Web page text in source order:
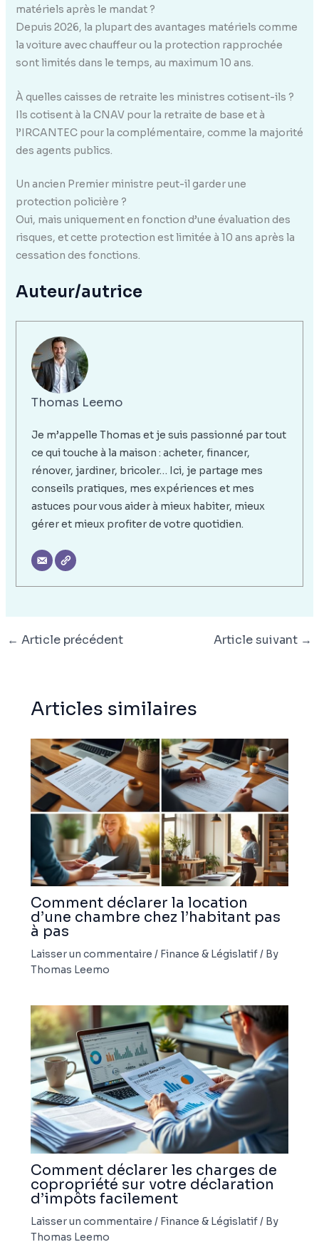
matériels après le mandat ?
Depuis 2026, la plupart des avantages matériels comme
la voiture avec chauffeur ou la protection rapprochée
sont limités dans le temps, au maximum 10 ans.
À quelles caisses de retraite les ministres cotisent-ils ?
Ils cotisent à la CNAV pour la retraite de base et à
l’IRCANTEC pour la complémentaire, comme la majorité
des agents publics.
Un ancien Premier ministre peut-il garder une
protection policière ?
Oui, mais uniquement en fonction d’une évaluation des
risques, et cette protection est limitée à 10 ans après la
cessation des fonctions.
Auteur/autrice
Thomas Leemo
Je m’appelle Thomas et je suis passionné par tout
ce qui touche à la maison : acheter, financer,
rénover, jardiner, bricoler… Ici, je partage mes
conseils pratiques, mes expériences et mes
astuces pour vous aider à mieux habiter, mieux
gérer et mieux profiter de votre quotidien.
← Article précédent Article suivant →
Articles similaires
Comment déclarer la location
d’une chambre chez l’habitant pas
à pas
Laisser un commentaire / Finance & Législatif/ By
Thomas Leemo
Comment déclarer les charges de
copropriété sur votre déclaration
d’impôts facilement
Laisser un commentaire / Finance & Législatif/ By
Thomas Leemo